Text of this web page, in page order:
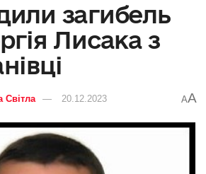
загибель
Лисака з
Світла 20.12.2023 AA